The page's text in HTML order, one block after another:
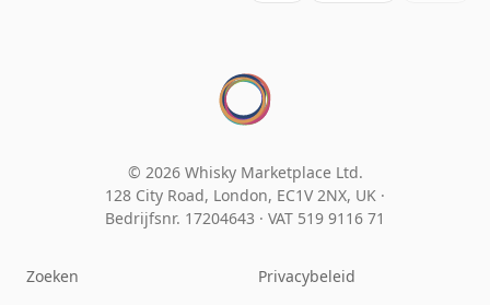
© 2026 Whisky Marketplace Ltd.
128 City Road, London, EC1V 2NX, UK ·
Bedrijfsnr. 17204643 · VAT 519 9116 71
Zoeken
Privacybeleid